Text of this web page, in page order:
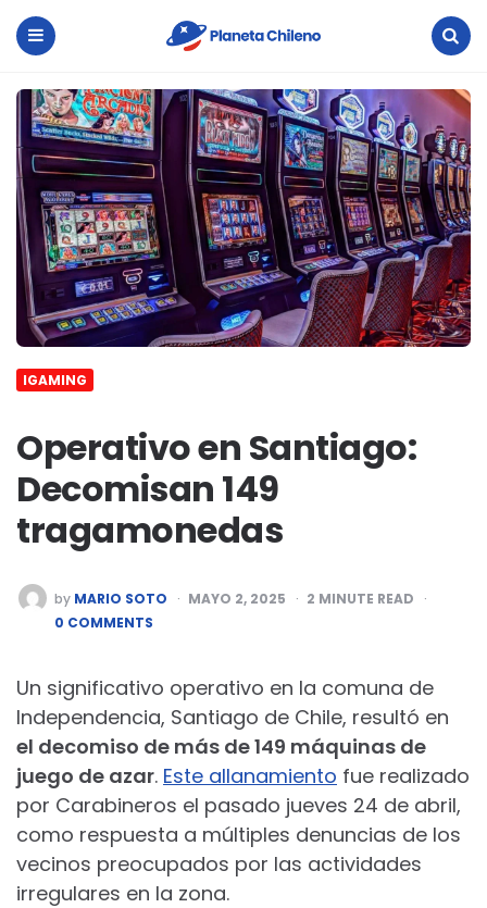
Planeta
Chileno
IGAMING
Operativo en Santiago:
Decomisan 149
tragamonedas
POSTED
BY
by MARIO SOTO MAYO 2, 2025 2 MINUTE READ
0 COMMENTS
Un significativo operativo en la comuna de
Independencia, Santiago de Chile, resultó en
el decomiso de más de 149 máquinas de
juego de azar. Este allanamiento fue realizado
por Carabineros el pasado jueves 24 de abril,
como respuesta a múltiples denuncias de los
vecinos preocupados por las actividades
irregulares en la zona.